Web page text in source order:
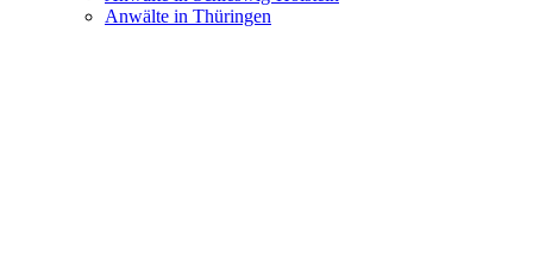
Anwälte in Thüringen